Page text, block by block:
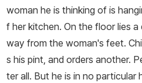
woman he is thinking of is
f her kitchen. On the floor lies
way from the woman's feet.
s his pint, and orders another.
ter all. But he is in no particular